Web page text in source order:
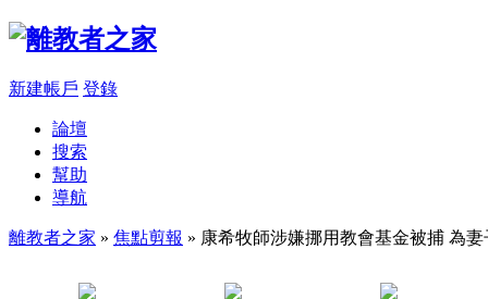
新建帳戶 登錄
論壇
搜索
幫助
導航
離教者之家 » 焦點剪報 » 康希牧師涉嫌挪用教會基金被捕 為